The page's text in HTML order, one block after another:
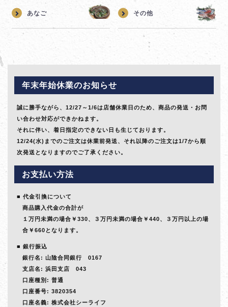
あなご その他
年末年始休業のお知らせ
誠に勝手ながら、12/27～1/6は店舗休業日のため、商品の発送・お問
い合わせ対応ができかねます。
それに伴い、着日指定のできない日も生じております。
12/24(水)までのご注文は休業前発送、それ以降のご注文は1/7から順
次発送となりますのでご了承ください。
お支払い方法
代金引換について
商品購入代金の合計が
１万円未満の場合￥330、３万円未満の場合￥440、３万円以上の場
合￥660となります。
銀行振込
銀行名: 山陰合同銀行 0167
支店名: 浜田支店 043
口座種別: 普通
口座番号: 3820354
口座名義: 株式会社シーライフ